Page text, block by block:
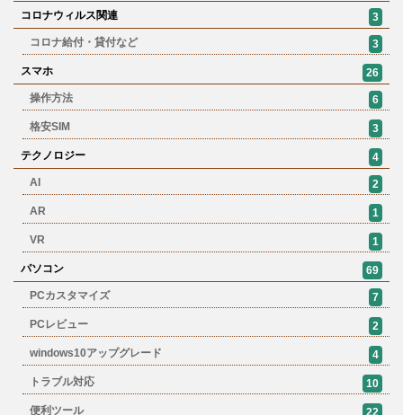
コロナウィルス関連
3
コロナ給付・貸付など
3
スマホ
26
操作方法
6
格安SIM 3
テクノロジー
4
AI
2
AR 1
VR 1
パソコン
69
PCカスタマイズ
7
PCレビュー 2
windows10アップグレード 4
トラブル対応 10
便利ツール 22